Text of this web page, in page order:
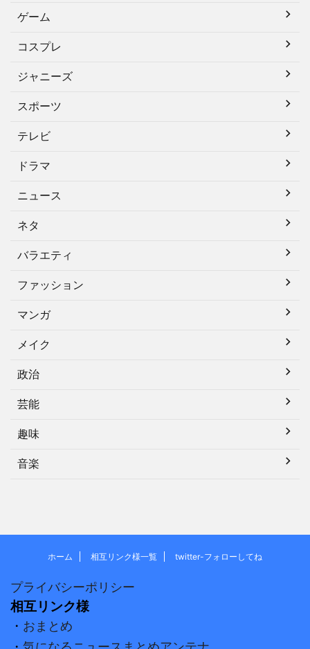
ゲーム
コスプレ
ジャニーズ
スポーツ
テレビ
ドラマ
ニュース
ネタ
バラエティ
ファッション
マンガ
メイク
政治
芸能
趣味
音楽
ホーム 相互リンク様一覧 twitter-フォローしてね
プライバシーポリシー
相互リンク様
・ おまとめ